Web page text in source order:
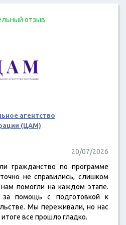
отзыв
агентство
(ЦАМ)
20/07/2026
гражданство по программе
не справились, слишком
помогли на каждом этапе.
за помощь с подготовкой к
Мы переживали, но нас
все прошло гладко.